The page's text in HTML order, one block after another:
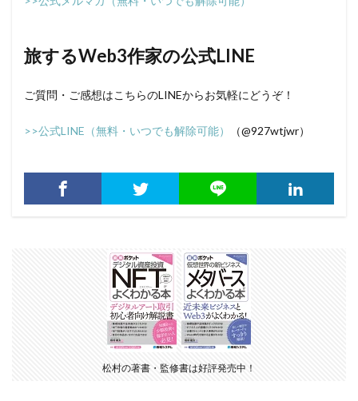
旅するWeb3作家の公式LINE
ご質問・ご感想はこちらのLINEからお気軽にどうぞ！
>>公式LINE（無料・いつでも解除可能） （@927wtjwr）
松村の著書・監修書は好評発売中！